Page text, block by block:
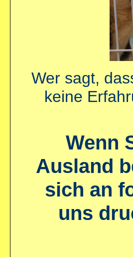
Wer sagt,
keine
Wenn
Ausland
sich an
uns